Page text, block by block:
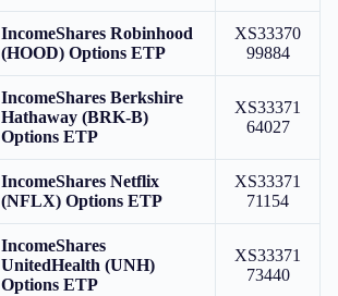
IncomeShares Robinhood
(HOOD) Options ETP
XS33370
99884
IncomeShares Berkshire
Hathaway (BRK-B)
Options ETP
XS33371
64027
IncomeShares Netflix
(NFLX) Options ETP
XS33371
71154
IncomeShares
UnitedHealth (UNH)
Options ETP
XS33371
73440